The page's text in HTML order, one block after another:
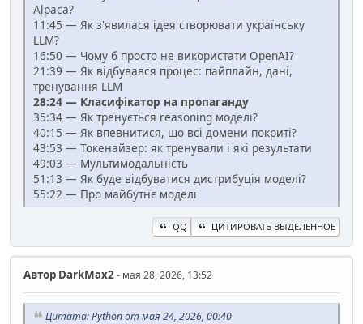
Alpaca?
11:45 — Як з'явилася ідея створювати українську
LLM?
16:50 — Чому б просто не використати OpenAI?
21:39 — Як відбувався процес: пайплайн, дані,
тренування LLM
28:24 — Класифікатор на пропаганду
35:34 — Як тренується reasoning моделі?
40:15 — Як впевнитися, що всі домени покриті?
43:53 — Токенайзер: як тренували і які результати
49:03 — Мультимодальність
51:13 — Як буде відбуватися дистрибуція моделі?
55:22 — Про майбутнє моделі
QQ ЦИТИРОВАТЬ ВЫДЕЛЕННОЕ
Автор DarkMax2- мая 28, 2026, 13:52
Цитата: Python от мая 24, 2026, 00:40